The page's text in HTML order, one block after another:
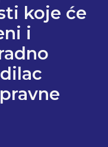
koje će
i